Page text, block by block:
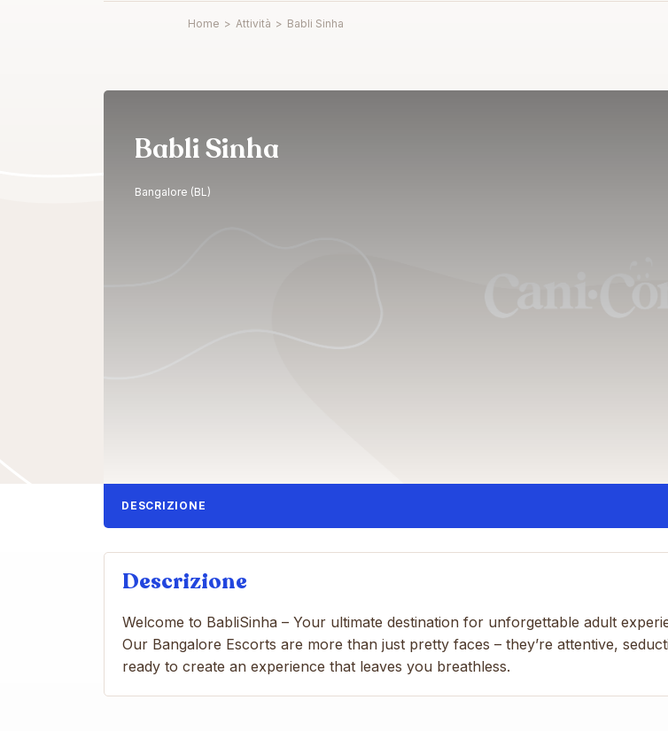
Home > Attività > Babli Sinha
Babli Sinha
Bangalore (BL)
DESCRIZIONE
Descrizione
Welcome to BabliSinha – Your ultimate destination for unforgettable adult
Our Bangalore Escorts are more than just pretty faces – they’re attentive,
ready to create an experience that leaves you breathless.